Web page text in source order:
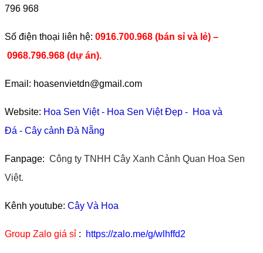
796 968
​Số điện thoại liên hệ: 0916.700.968 (bán sỉ và lẻ) –
0968.796.968 (dự án).
Email: hoasenvietdn@gmail.com
Website: Hoa Sen Việt- Hoa Sen Việt Đẹp - Hoa và
Đá - Cây cảnh Đà Nẵng
Fanpage: Công ty TNHH Cây Xanh Cảnh Quan Hoa Sen
Việt.
Kênh youtube: Cây Và Hoa
Group Zalo giá sỉ : https://zalo.me/g/wlhffd2